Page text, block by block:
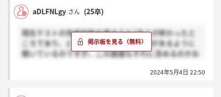
aDLFNLgy さん (25卒)
現在テストの性格診断を踏まえた2次？が終わったと
ころであり、どこの銀行も3次まで面接があるように
聞いているのですが、この面接もそれに含めるのかお
2024年5月4日 22:50